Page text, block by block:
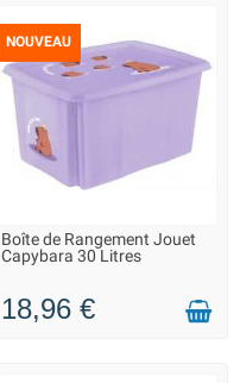
NOUVEAU
LIVRAISON 2 À 3 JOURS
Boîte de Rangement Jouet
Capybara 30 Litres
18,96 €